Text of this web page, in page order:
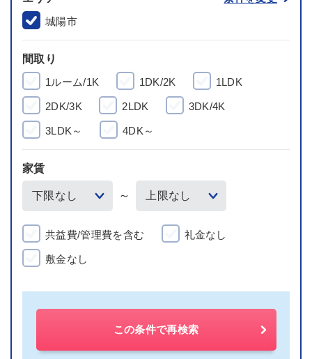
城陽市
間取り
1ルーム/1K
1DK/2K 1LDK
2DK/3K 2LDK 3DK/4K
3LDK～ 4DK～
家賃
～
共益費/管理費を含む 礼金なし
敷金なし
この条件で再検索